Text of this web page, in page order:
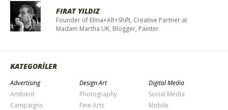
FIRAT YILDIZ
Founder of Elma+Alt+Shift, Creative Partner at
Madam Martha UK, Blogger, Painter
KATEGORİLER
Advertising
Ambient
Campaigns
Design Art
Photography
Fine Arts
Digital Media
Social Media
Mobile